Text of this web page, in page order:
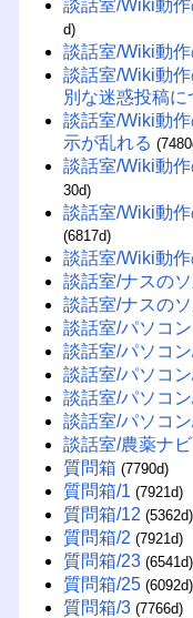
談話室/Wiki動
d)
談話室/Wiki動
談話室/Wiki動
別な迷惑投稿に
談話室/Wiki動
示が乱れる
談話室/Wiki動
30d)
談話室/Wiki動
(6817d)
談話室/Wiki動
談話室/ナスの
談話室/ナスの
談話室/パソコン
談話室/パソコ
談話室/パソコ
談話室/パソコ
談話室/パソコ
談話室/農薬ナビ
質問箱 (7790d)
質問箱/1 (7921d)
質問箱/12 (5362d)
質問箱/2 (7921d)
質問箱/23 (6541d)
質問箱/25 (6092d)
質問箱/3 (7766d)